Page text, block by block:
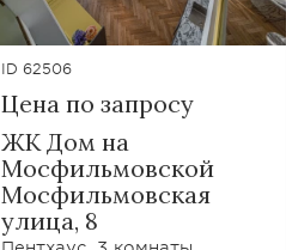
ID 62506
Цена по запросу
ЖК Дом на
Мосфильмовской
Мосфильмовская
улица, 8